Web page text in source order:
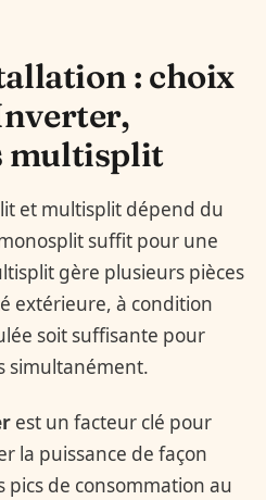
: choix
multisplit
et multisplit dépend du
suffit pour une
gère plusieurs pièces
extérieure, à condition
soit suffisante pour
simultanément.
est un facteur clé pour
la puissance de façon
pics de consommation au